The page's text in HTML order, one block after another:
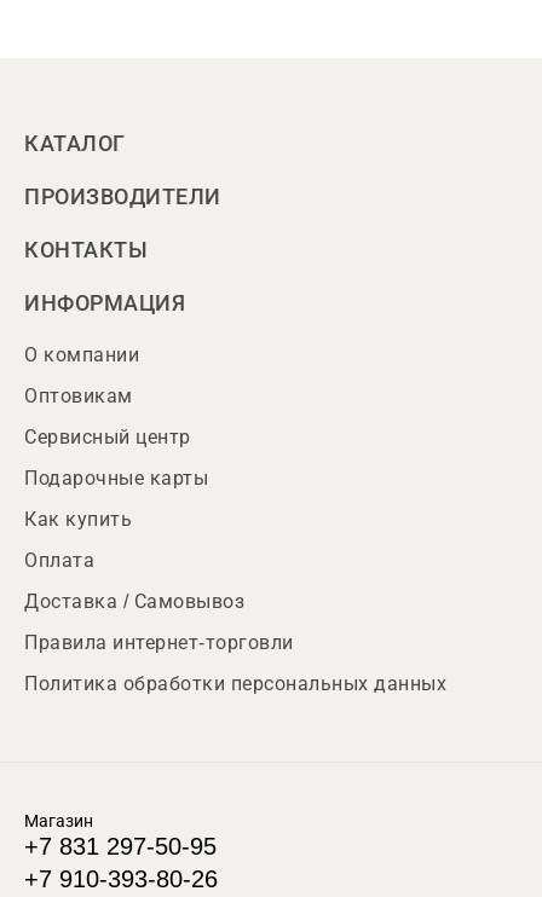
КАТАЛОГ
ПРОИЗВОДИТЕЛИ
КОНТАКТЫ
ИНФОРМАЦИЯ
О компании
Оптовикам
Сервисный центр
Подарочные карты
Как купить
Оплата
Доставка / Самовывоз
Правила интернет-торговли
Политика обработки персональных данных
Магазин
+7 831 297-50-95
+7 910-393-80-26